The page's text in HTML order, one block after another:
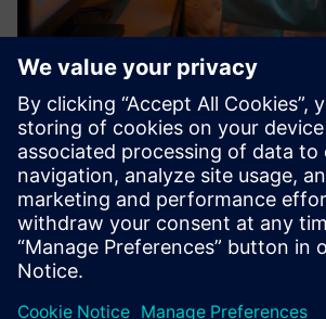
Digital Factory Module:
Znanje umesto da nagađate: Pomoću
zasnovanog na oblaku možete
iz različitih procesa, mašina, senzora i
prodavnice u opipljive uvide.
Saznajte više